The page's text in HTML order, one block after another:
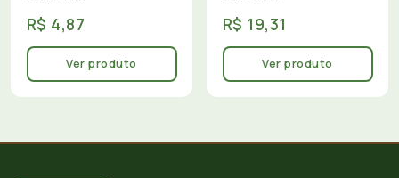
R$ 4,87
Ver produto
R$ 19,31
Ver produto